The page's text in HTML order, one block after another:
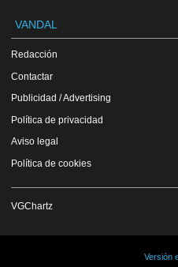
VANDAL
Redacción
Contactar
Publicidad / Advertising
Política de privacidad
Aviso legal
Política de cookies
VGChartz
Versión